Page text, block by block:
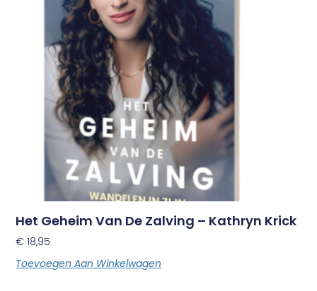
Het Geheim Van De Zalving – Kathryn Krick
€ 18,95
Toevoegen Aan Winkelwagen